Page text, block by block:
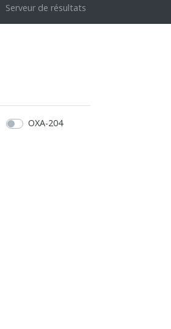
Serveur de résultats
OXA-204